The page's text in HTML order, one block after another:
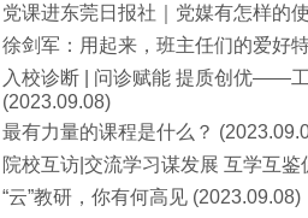
党课进东莞日报社｜党媒有怎样的
徐剑军：用起来，班主任们的爱好
入校诊断 | 问诊赋能 提质创优——
(2023.09.08)
最有力量的课程是什么？
院校互访|交流学习谋发展 互学互
“云”教研，你有何高见 (2023.09.08)